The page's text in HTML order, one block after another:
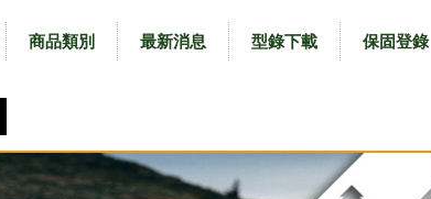
商品類別 最新消息 型錄下載 保固登錄